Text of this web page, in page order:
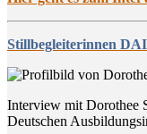
Stillbegleiterinnen
Interview mit Dorothee
Deutschen